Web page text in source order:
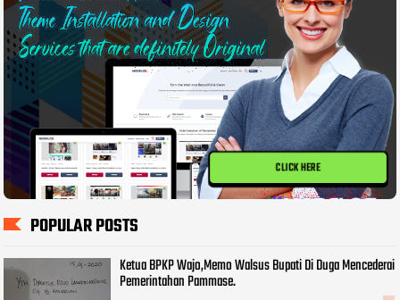
CLICK HERE
POPULAR POSTS
Ketua BPKP Wajo,Memo Walsus Bupati Di Duga Mencederai
Pemerintahan Pammase.